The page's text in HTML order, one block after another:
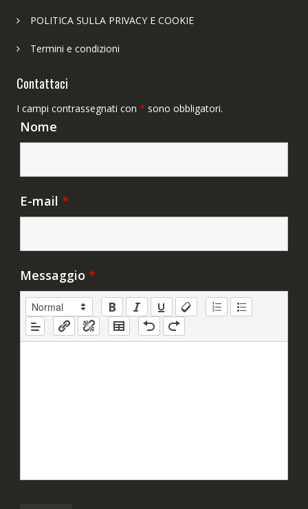
POLITICA SULLA PRIVACY E COOKIE
Termini e condizioni
Contattaci
I campi contrassegnati con * sono obbligatori.
Nome
E-mail *
Messaggio *